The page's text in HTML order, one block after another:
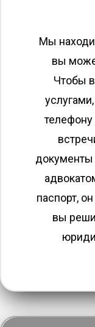
Мы
вы
Чтобы
телефону
документы
паспорт,
вы